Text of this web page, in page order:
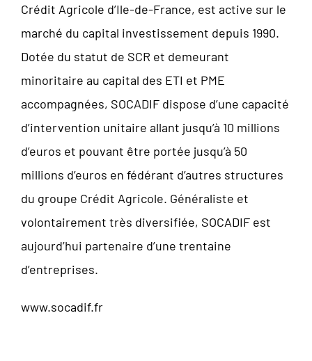
Crédit Agricole d’Ile-de-France, est active sur le
marché du capital investissement depuis 1990.
Dotée du statut de SCR et demeurant
minoritaire au capital des ETI et PME
accompagnées, SOCADIF dispose d’une capacité
d’intervention unitaire allant jusqu’à 10 millions
d’euros et pouvant être portée jusqu’à 50
millions d’euros en fédérant d’autres structures
du groupe Crédit Agricole. Généraliste et
volontairement très diversifiée, SOCADIF est
aujourd’hui partenaire d’une trentaine
d’entreprises.
www.socadif.fr